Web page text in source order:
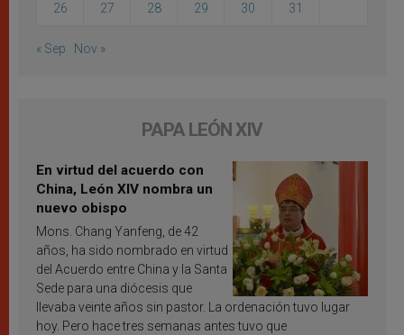
26 27 28 29 30 31
« Sep Nov »
PAPA LEÓN XIV
En virtud del acuerdo con
China, León XIV nombra un
nuevo obispo
Mons. Chang Yanfeng, de 42
años, ha sido nombrado en virtud
del Acuerdo entre China y la Santa
Sede para una diócesis que
llevaba veinte años sin pastor. La ordenación tuvo lugar
hoy. Pero hace tres semanas antes tuvo que